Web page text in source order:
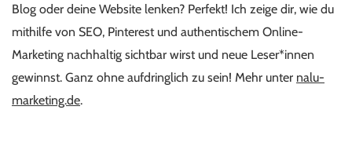
Blog oder deine Website lenken? Perfekt! Ich zeige dir, wie du
mithilfe von SEO, Pinterest und authentischem Online-
Marketing nachhaltig sichtbar wirst und neue Leser*innen
gewinnst. Ganz ohne aufdringlich zu sein! Mehr unter nalu-
marketing.de.